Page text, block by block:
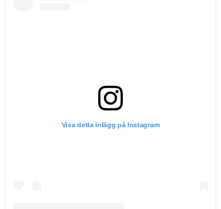
Visa detta inlägg på Instagram